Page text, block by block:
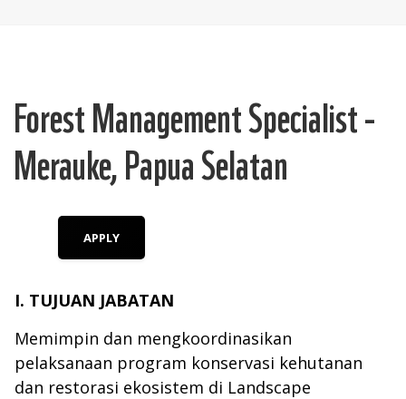
Forest Management Specialist -
Merauke, Papua Selatan
APPLY
I. TUJUAN JABATAN
Memimpin dan mengkoordinasikan
pelaksanaan program konservasi kehutanan
dan restorasi ekosistem di Landscape